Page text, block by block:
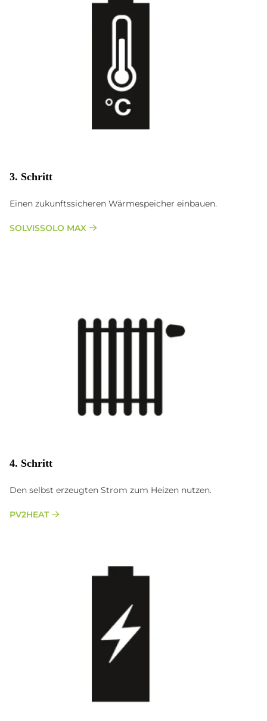
3. Schritt
Einen zukunftssicheren Wärmespeicher einbauen.
SOLVISSOLO MAX
4. Schritt
Den selbst erzeugten Strom zum Heizen nutzen.
PV2HEAT